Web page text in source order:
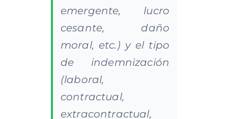
emergente, lucro
cesante, daño
moral, etc.) y el tipo
de indemnización
(laboral,
contractual,
extracontractual,